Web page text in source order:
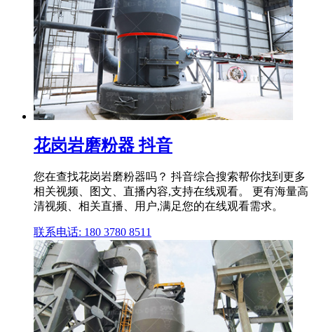
花岗岩磨粉器 抖音
您在查找花岗岩磨粉器吗？ 抖音综合搜索帮你找到更多
相关视频、图文、直播内容,支持在线观看。 更有海量高
清视频、相关直播、用户,满足您的在线观看需求。
联系电话: 180 3780 8511